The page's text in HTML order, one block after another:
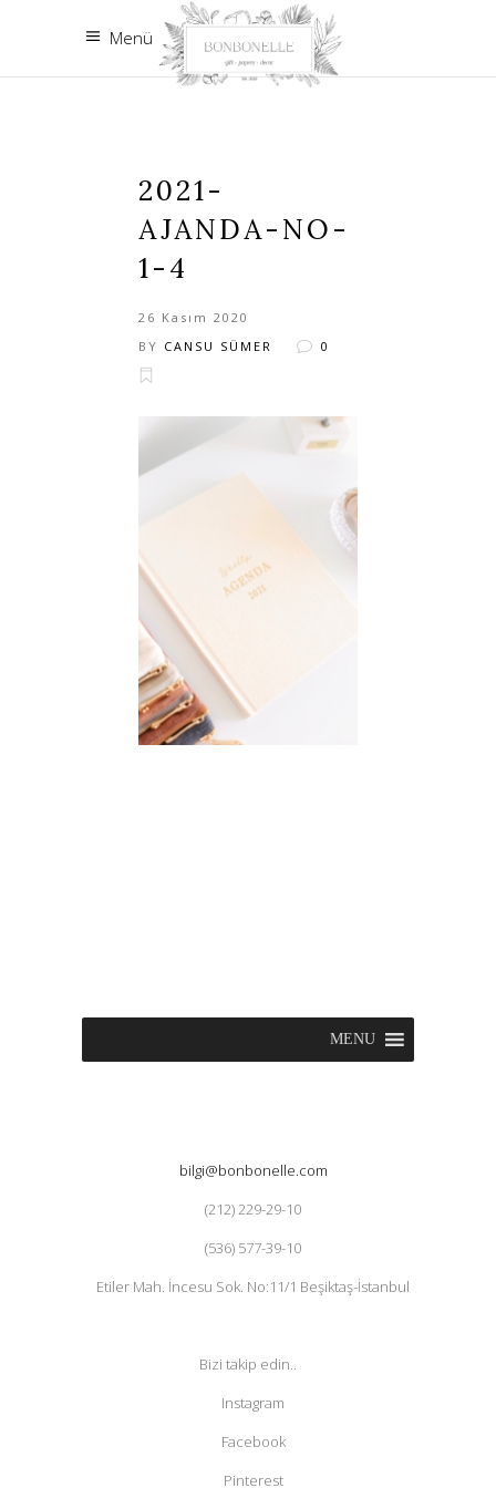
Menü
2021-
AJANDA-NO-
1-4
26 Kasım 2020
BY CANSU SÜMER 0
MENU
bilgi@bonbonelle.com
(212) 229-29-10
(536) 577-39-10
Etiler Mah. İncesu Sok. No:11/1 Beşiktaş-İstanbul
Bizi takip edin..
Instagram
Facebook
Pinterest